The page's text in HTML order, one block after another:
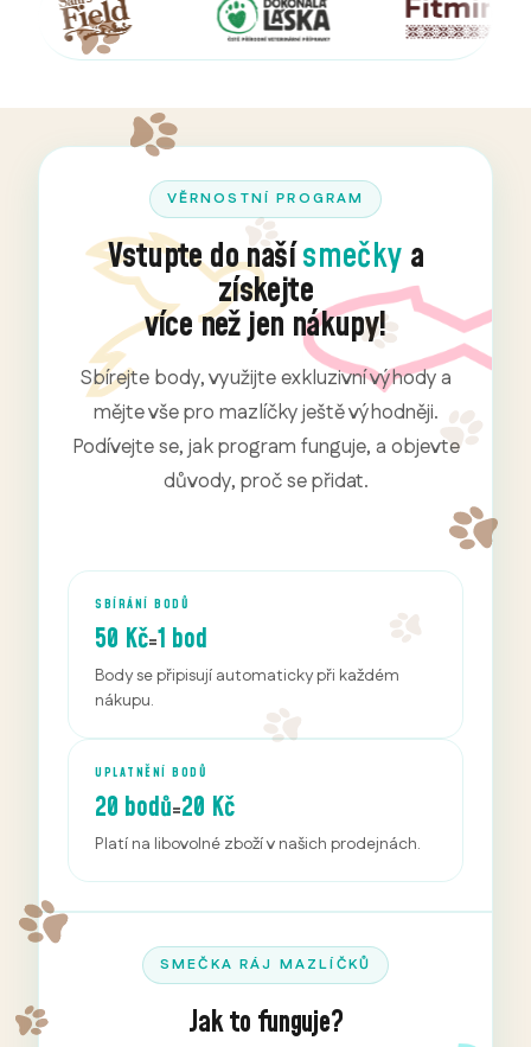
VĚRNOSTNÍ PROGRAM
Vstupte do našísmečky a
získejte
více než jen nákupy!
Sbírejte body, využijte exkluzivní výhody a
mějte vše pro mazlíčky ještě výhodněji.
Podívejte se, jak program funguje, a objevte
důvody, proč se přidat.
SBÍRÁNÍ BODŮ
50 Kč=1 bod
Body se připisují automaticky při každém
nákupu.
UPLATNĚNÍ BODŮ
20 bodů=20 Kč
Platí na libovolné zboží v našich prodejnách.
SMEČKA RÁJ MAZLÍČKŮ
Jak to funguje?